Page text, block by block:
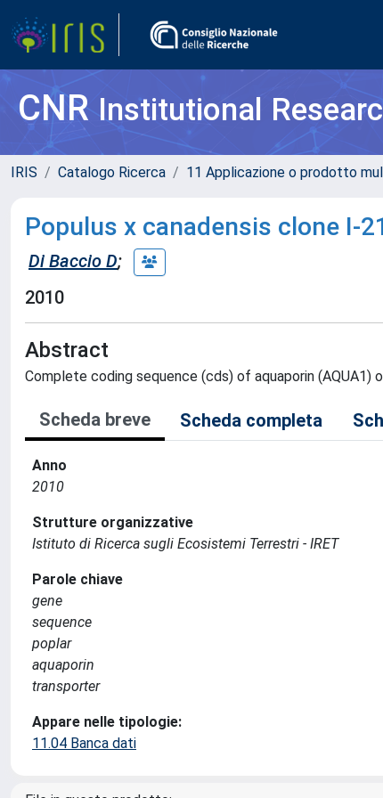
CNRInstitutional
IRIS Catalogo Ricerca 11 Applicazione o prodotto
Populus x canadensis clone I-
Di Baccio D;
2010
Abstract
Complete coding sequence (cds) of aquaporin (AQUA1)
Scheda breve Scheda completa
Anno
2010
Strutture organizzative
Istituto di Ricerca sugli Ecosistemi Terrestri - IRET
Parole chiave
gene
sequence
poplar
aquaporin
transporter
Appare nelle tipologie:
11.04 Banca dati